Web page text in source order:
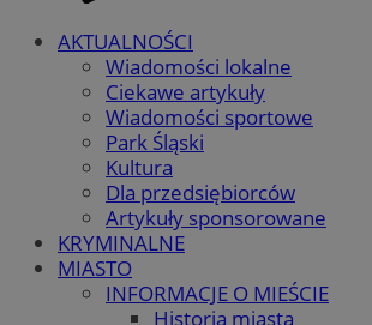
AKTUALNOŚCI
Wiadomości lokalne
Ciekawe artykuły
Wiadomości sportowe
Park Śląski
Kultura
Dla przedsiębiorców
Artykuły sponsorowane
KRYMINALNE
MIASTO
INFORMACJE O MIEŚCIE
Historia miasta